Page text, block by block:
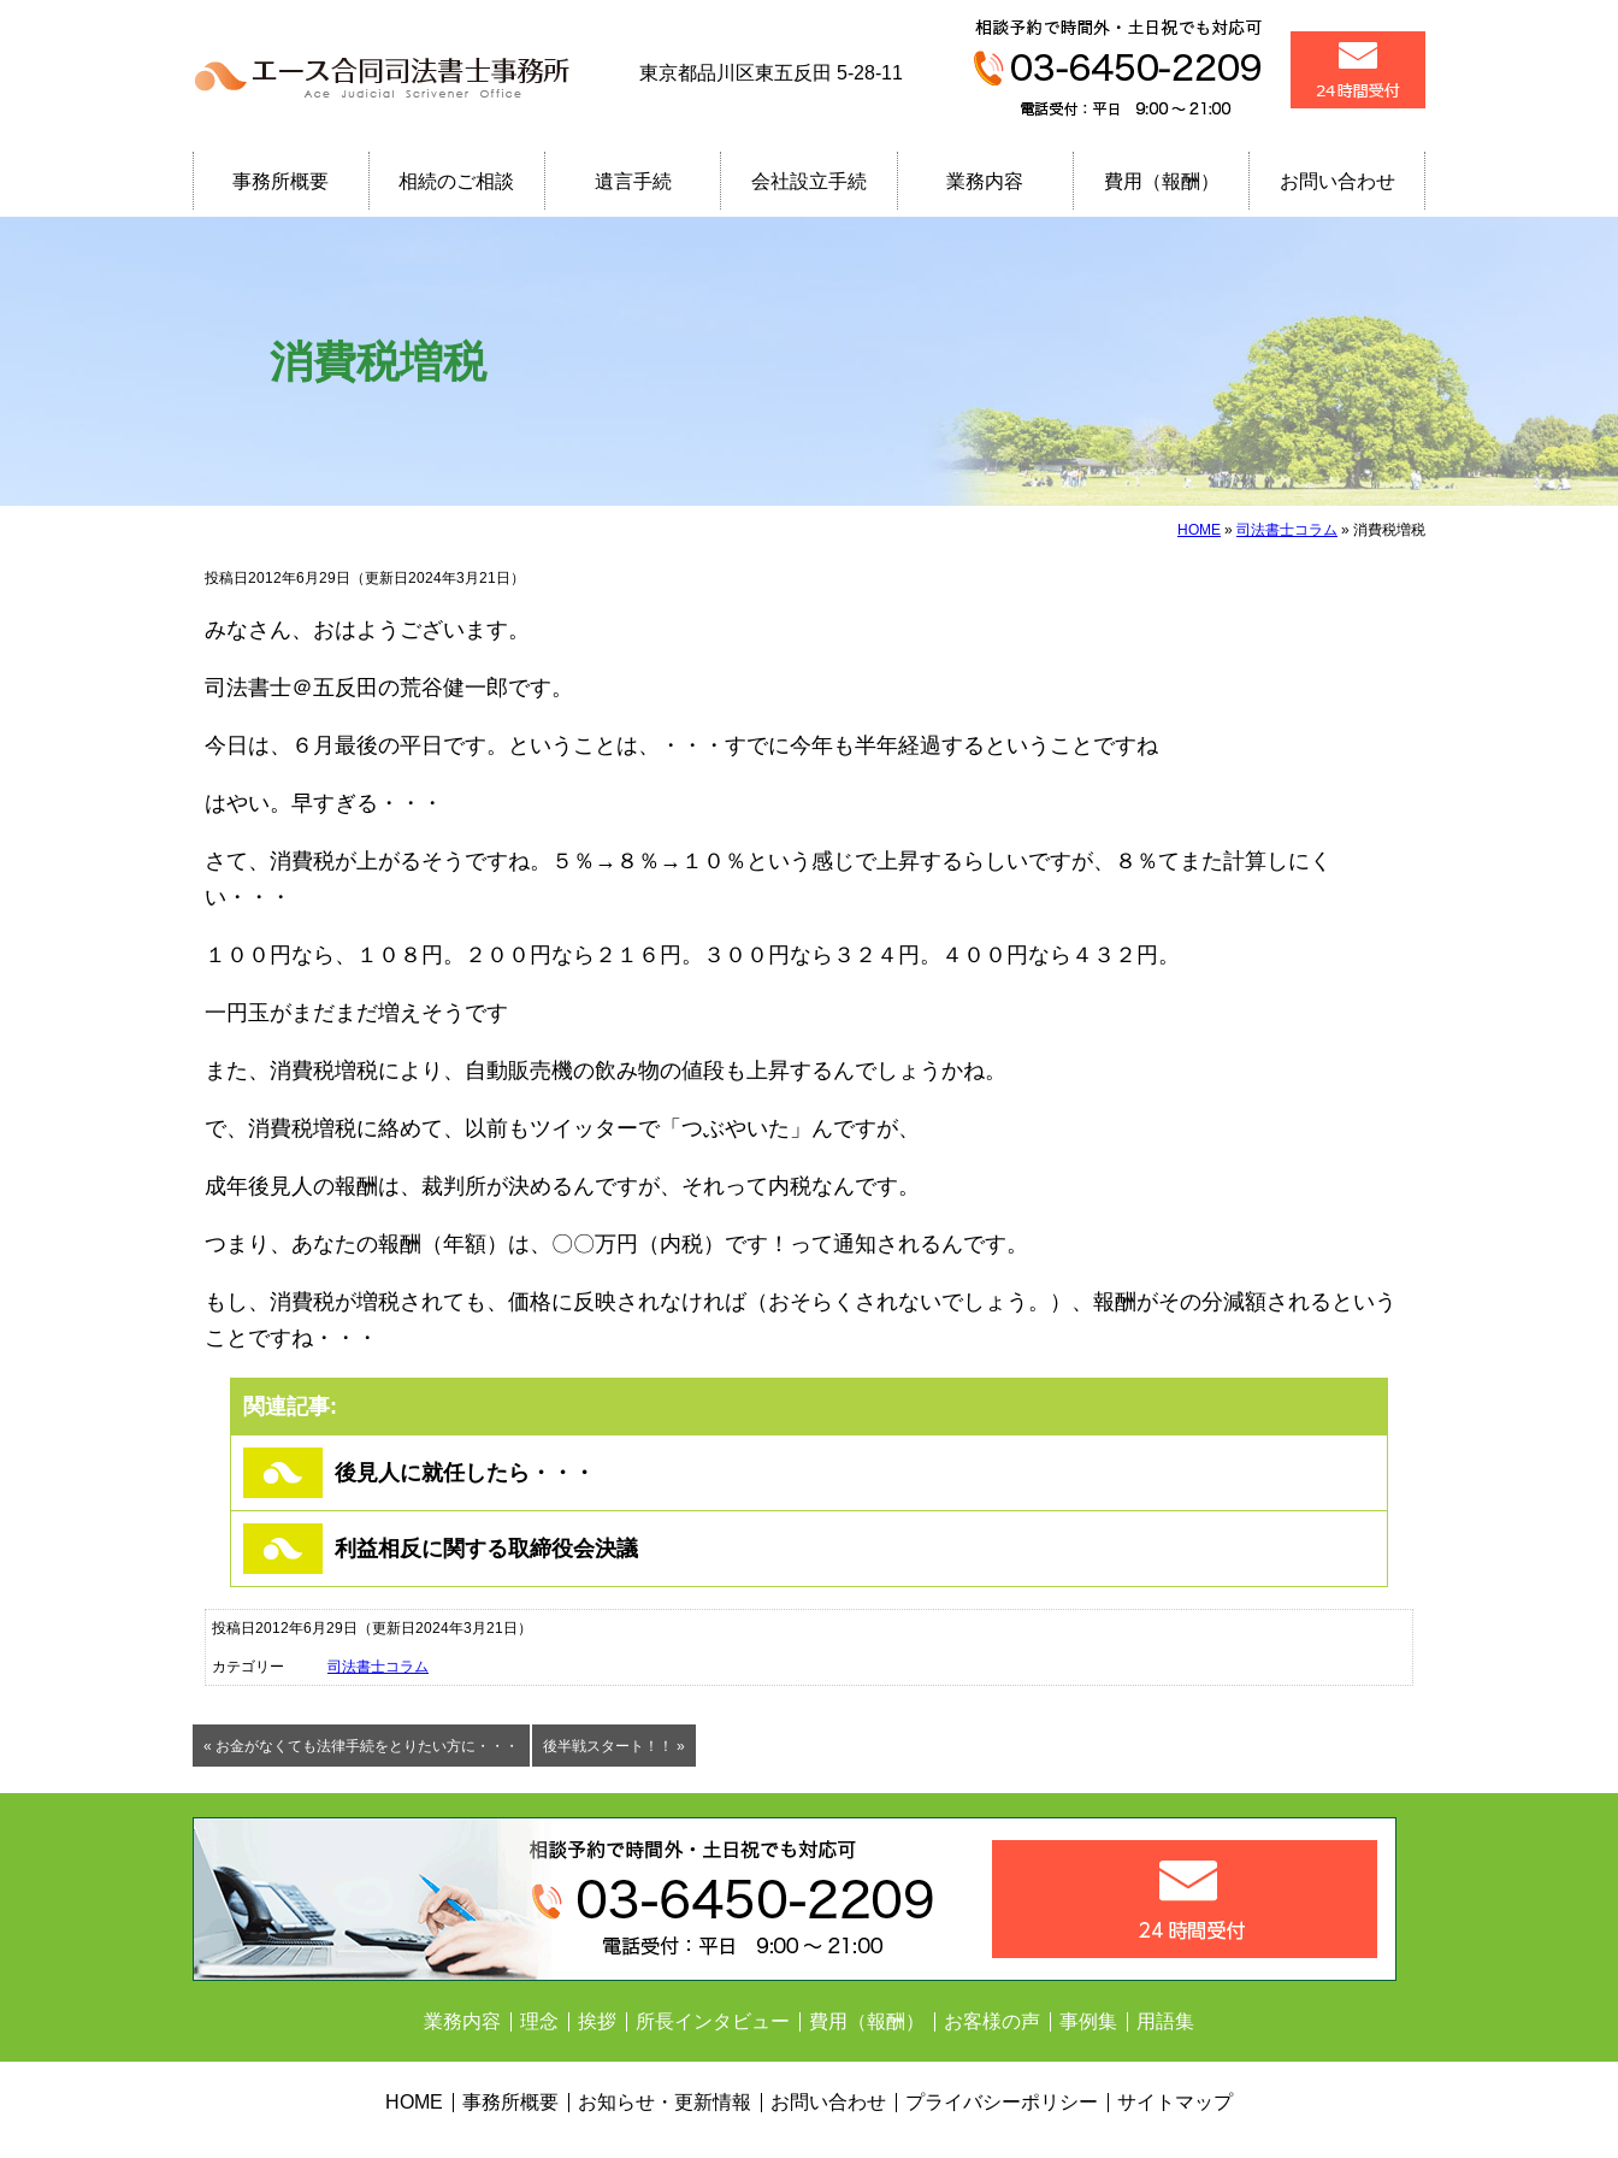
東京都品川区東五反田 5-28-11
事務所概要 相続のご相談 遺言手続 会社設立手続 業務内容 費用（報酬） お問い合わせ
消費税増税
HOME » 司法書士コラム » 消費税増税
投稿日2012年6月29日 （更新日2024年3月21日）
みなさん、おはようございます。
司法書士＠五反田の荒谷健一郎です。
今日は、６月最後の平日です。ということは、・・・すでに今年も半年経過するということですね
はやい。早すぎる・・・
さて、消費税が上がるそうですね。５％→８％→１０％という感じで上昇するらしいですが、８％てまた計算しにく
い・・・
１００円なら、１０８円。２００円なら２１６円。３００円なら３２４円。４００円なら４３２円。
一円玉がまだまだ増えそうです
また、消費税増税により、自動販売機の飲み物の値段も上昇するんでしょうかね。
で、消費税増税に絡めて、以前もツイッターで「つぶやいた」んですが、
成年後見人の報酬は、裁判所が決めるんですが、それって内税なんです。
つまり、あなたの報酬（年額）は、〇〇万円（内税）です！って通知されるんです。
もし、消費税が増税されても、価格に反映されなければ（おそらくされないでしょう。）、報酬がその分減額されるという
ことですね・・・
関連記事:
後見人に就任したら・・・
利益相反に関する取締役会決議
投稿日2012年6月29日 （更新日2024年3月21日）
カテゴリー 司法書士コラム
« お金がなくても法律手続をとりたい方に・・・ 後半戦スタート！！ »
業務内容 理念 挨拶 所長インタビュー 費用（報酬） お客様の声 事例集 用語集
HOME 事務所概要 お知らせ・更新情報 お問い合わせ プライバシーポリシー サイトマップ